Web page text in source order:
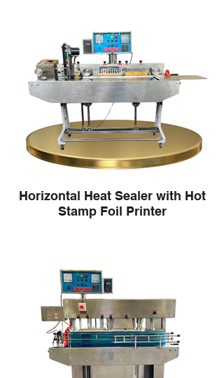
Horizontal Heat Sealer with Hot
Stamp Foil Printer